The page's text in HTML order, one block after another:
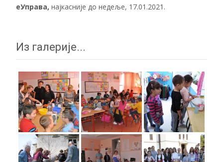
еУправа, најкасније до недеље, 17.01.2021.
Из галерије...